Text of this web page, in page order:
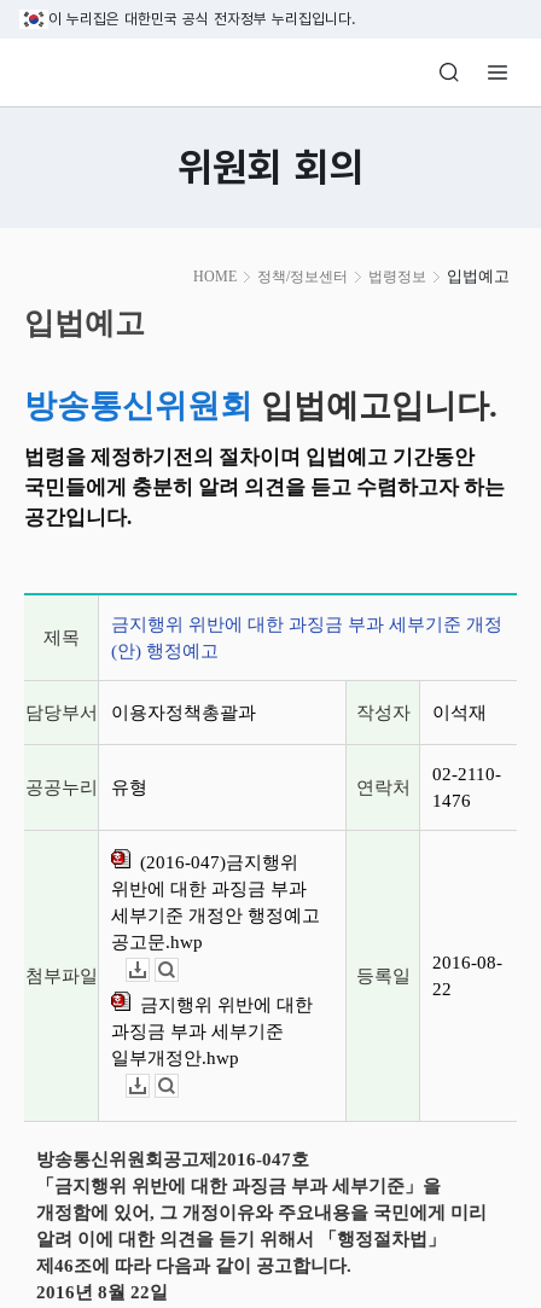
본문 바로가기
이 누리집은 대한민국 공식 전자정부 누리집입니다.
방송미디어통신위원회 Korea Media
위원회 회의
HOME 정책/정보센터 법령정보 입법예고
시
작
입법예고
방송통신위원회 입법예고입니다.
법령을 제정하기전의 절차이며 입법예고 기간동안
국민들에게 충분히 알려 의견을 듣고 수렴하고자 하는
공간입니다.
제목
금지행위 위반에 대한 과징금 부과 세부기준 개정
(안) 행정예고
담당부서 이용자정책총괄과 작성자 이석재
공공누리 유형 연락처
02-2110-
1476
첨부파일
(2016-047)금지행위
위반에 대한 과징금 부과
세부기준 개정안 행정예고
공고문.hwp
금지행위 위반에 대한
과징금 부과 세부기준
일부개정안.hwp
등록일
2016-08-
22
방송통신위원회공고제2016-047호
「금지행위 위반에 대한 과징금 부과 세부기준」을
개정함에 있어, 그 개정이유와 주요내용을 국민에게 미리
알려 이에 대한 의견을 듣기 위해서 「행정절차법」
제46조에 따라 다음과 같이 공고합니다.
2016년 8월 22일